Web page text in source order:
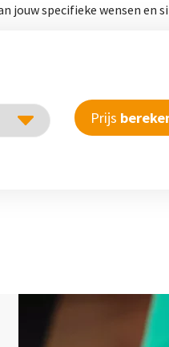
jouw specifieke wensen en
Prijs